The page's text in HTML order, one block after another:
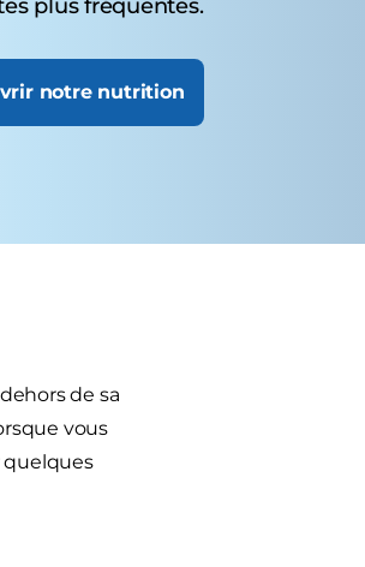
plus fréquentes.
notre nutrition
de sa
vous
quelques